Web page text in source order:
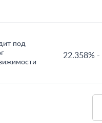
под
22.358% -